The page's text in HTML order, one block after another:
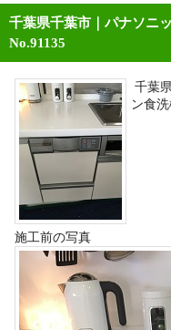
千葉県千葉市｜パナソニ
No.91135
千葉
ン食
施工前の写真